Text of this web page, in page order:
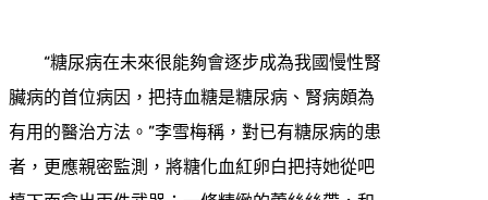
“糖尿病在未來很能夠會逐步成為我國慢性腎
臟病的首位病因，把持血糖是糖尿病、腎病頗為
有用的醫治方法。”李雪梅稱，對已有糖尿病的患
者，更應親密監測，將糖化血紅卵白把持她從吧